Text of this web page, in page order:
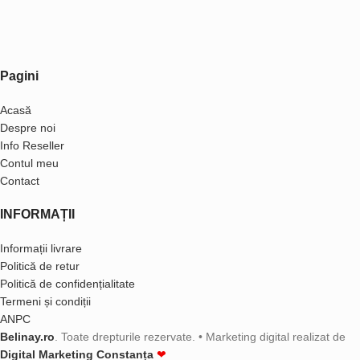
Pagini
Acasă
Despre noi
Info Reseller
Contul meu
Contact
INFORMAȚII
Informații livrare
Politică de retur
Politică de confidențialitate
Termeni și condiții
ANPC
Belinay.ro . Toate drepturile rezervate. • Marketing digital realizat de
Digital Marketing Constanța ❤